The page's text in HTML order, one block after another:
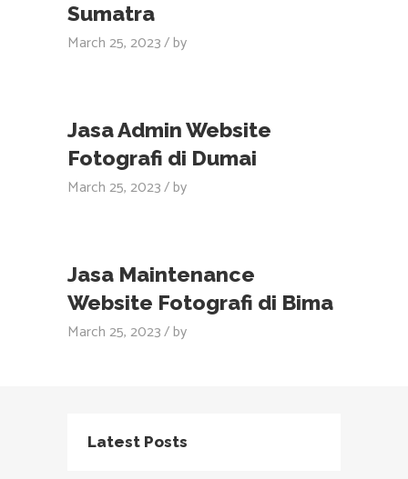
Sumatra
March 25, 2023 by
Jasa Admin Website
Fotografi di Dumai
March 25, 2023 by
Jasa Maintenance
Website Fotografi di Bima
March 25, 2023 by
Latest Posts